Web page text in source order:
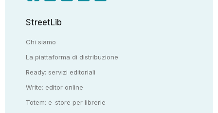
StreetLib
Chi siamo
La piattaforma di distribuzione
Ready: servizi editoriali
Write: editor online
Totem: e-store per librerie